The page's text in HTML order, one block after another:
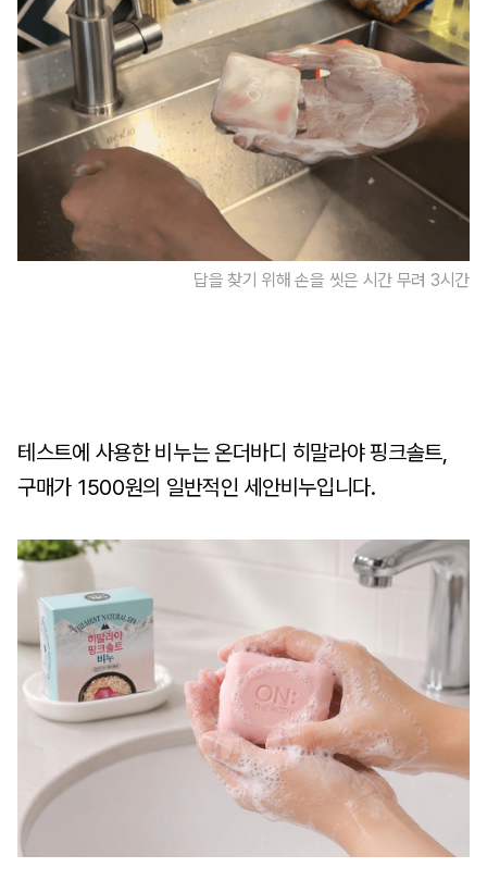
답을 찾기 위해 손을 씻은 시간 무려 3시간
테스트에 사용한 비누는 온더바디 히말라야 핑크솔트,
구매가 1500원의 일반적인 세안비누입니다.